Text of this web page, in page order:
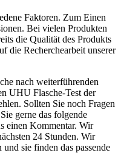
Faktoren. Zum Einen
Bei vielen Produkten
die Qualität des Produkts
die Recherchearbeit unserer
nach weiterführenden
UHU Flasche-Test der
Sollten Sie noch Fragen
gerne das folgende
einen Kommentar. Wir
24 Stunden. Wir
sie finden das passende